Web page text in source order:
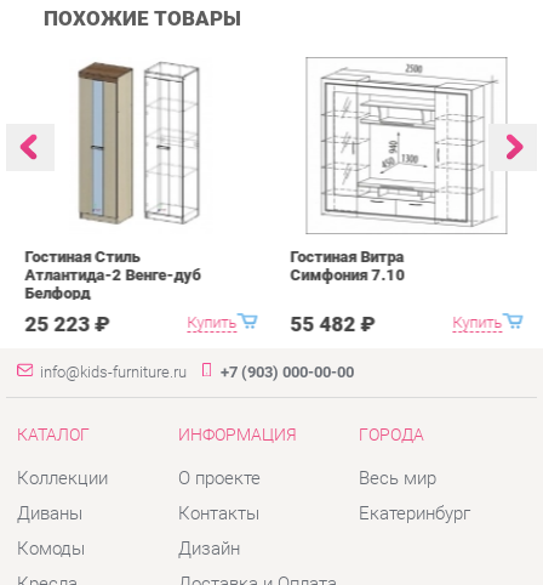
Купить
Гостиная Стиль
Атлантида-2 Венге-дуб
Белфорд
Купить
Гостиная Витра
Симфония 7.10
55 482 ₽
info@kids-furniture.ru
КАТАЛОГ
Коллекции
Диваны
Комоды
Кресла
Пуфы
Столы
ИНФОРМАЦИЯ
О проекте
Контакты
Дизайн
Доставка и Оплата
Помощь
ГОРОДА
Весь мир